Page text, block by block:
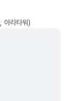
아라타워)